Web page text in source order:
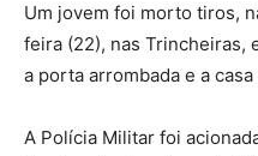
Um jovem foi morto tiros,
feira (22), nas Trincheiras,
a porta arrombada e a
A Polícia Militar foi